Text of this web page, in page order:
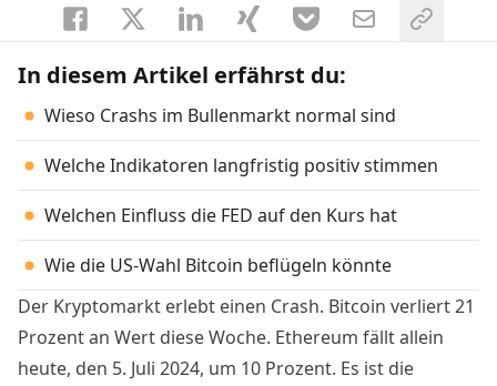
In diesem Artikel erfährst du:
Wieso Crashs im Bullenmarkt normal sind
Welche Indikatoren langfristig positiv stimmen
Welchen Einfluss die FED auf den Kurs hat
Wie die US-Wahl Bitcoin beflügeln könnte
Der Kryptomarkt erlebt einen Crash. Bitcoin verliert 21
Prozent an Wert diese Woche. Ethereum fällt allein
heute, den 5. Juli 2024, um 10 Prozent. Es ist die